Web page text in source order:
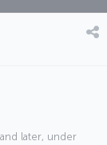
later, under